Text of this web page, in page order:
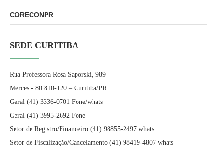
CORECONPR
SEDE CURITIBA
Rua Professora Rosa Saporski, 989
Mercês - 80.810-120 – Curitiba/PR
Geral (41) 3336-0701 Fone/whats
Geral (41) 3995-2692 Fone
Setor de Registro/Financeiro (41) 98855-2497 whats
Setor de Fiscalização/Cancelamento (41) 98419-4807 whats